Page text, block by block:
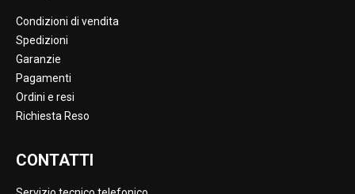
Condizioni di vendita
Spedizioni
Garanzie
Pagamenti
Ordini e resi
Richiesta Reso
CONTATTI